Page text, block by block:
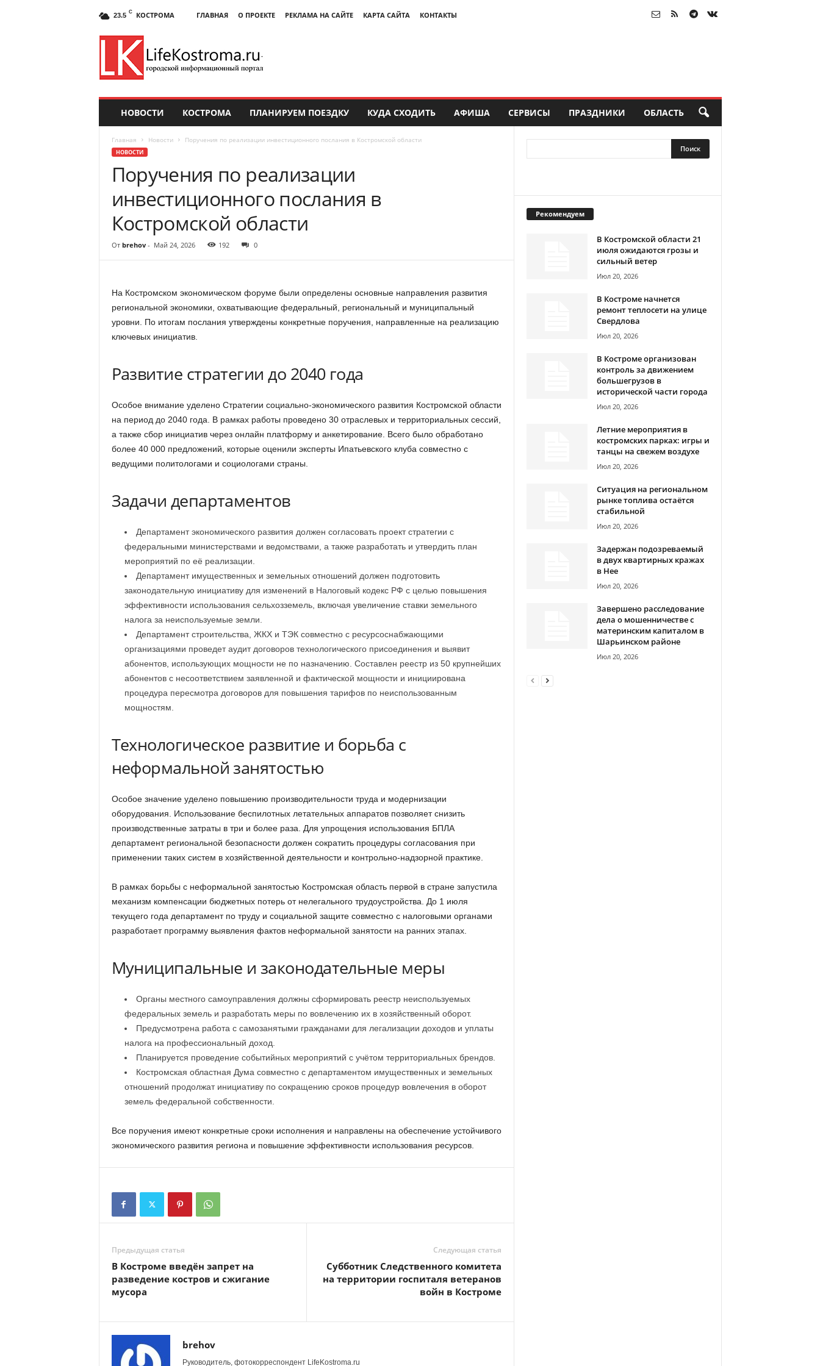
23.5 C КОСТРОМА ГЛАВНАЯ О ПРОЕКТЕ РЕКЛАМА НА САЙТЕ КАРТА САЙТА КОНТАКТЫ
НОВОСТИ КОСТРОМА ПЛАНИРУЕМ ПОЕЗДКУ КУДА СХОДИТЬ АФИША СЕРВИСЫ ПРАЗДНИКИ ОБЛАСТЬ
Главная Новости Поручения по реализации инвестиционного послания в Костромской области
НОВОСТИ
Поручения по реализации
инвестиционного послания в
Костромской области
От brehov- Май 24, 2026 192 0
На Костромском экономическом форуме были определены основные направления развития
региональной экономики, охватывающие федеральный, региональный и муниципальный
уровни. По итогам послания утверждены конкретные поручения, направленные на реализацию
ключевых инициатив.
Развитие стратегии до 2040 года
Особое внимание уделено Стратегии социально-экономического развития Костромской области
на период до 2040 года. В рамках работы проведено 30 отраслевых и территориальных сессий,
а также сбор инициатив через онлайн платформу и анкетирование. Всего было обработано
более 40 000 предложений, которые оценили эксперты Ипатьевского клуба совместно с
ведущими политологами и социологами страны.
Задачи департаментов
Департамент экономического развития должен согласовать проект стратегии с
федеральными министерствами и ведомствами, а также разработать и утвердить план
мероприятий по её реализации.
Департамент имущественных и земельных отношений должен подготовить
законодательную инициативу для изменений в Налоговый кодекс РФ с целью повышения
эффективности использования сельхозземель, включая увеличение ставки земельного
налога за неиспользуемые земли.
Департамент строительства, ЖКХ и ТЭК совместно с ресурсоснабжающими
организациями проведет аудит договоров технологического присоединения и выявит
абонентов, использующих мощности не по назначению. Составлен реестр из 50 крупнейших
абонентов с несоответствием заявленной и фактической мощности и инициирована
процедура пересмотра договоров для повышения тарифов по неиспользованным
мощностям.
Технологическое развитие и борьба с
неформальной занятостью
Особое значение уделено повышению производительности труда и модернизации
оборудования. Использование беспилотных летательных аппаратов позволяет снизить
производственные затраты в три и более раза. Для упрощения использования БПЛА
департамент региональной безопасности должен сократить процедуры согласования при
применении таких систем в хозяйственной деятельности и контрольно-надзорной практике.
В рамках борьбы с неформальной занятостью Костромская область первой в стране запустила
механизм компенсации бюджетных потерь от нелегального трудоустройства. До 1 июля
текущего года департамент по труду и социальной защите совместно с налоговыми органами
разработает программу выявления фактов неформальной занятости на ранних этапах.
Муниципальные и законодательные меры
Органы местного самоуправления должны сформировать реестр неиспользуемых
федеральных земель и разработать меры по вовлечению их в хозяйственный оборот.
Предусмотрена работа с самозанятыми гражданами для легализации доходов и уплаты
налога на профессиональный доход.
Планируется проведение событийных мероприятий с учётом территориальных брендов.
Костромская областная Дума совместно с департаментом имущественных и земельных
отношений продолжат инициативу по сокращению сроков процедур вовлечения в оборот
земель федеральной собственности.
Все поручения имеют конкретные сроки исполнения и направлены на обеспечение устойчивого
экономического развития региона и повышение эффективности использования ресурсов.
Предыдущая статья
В Костроме введён запрет на
разведение костров и сжигание
мусора
Следующая статья
Субботник Следственного комитета
на территории госпиталя ветеранов
войн в Костроме
brehov
Руководитель, фотокорреспондент LifeKostroma.ru
Рекомендуем
В Костромской области 21
июля ожидаются грозы и
сильный ветер
Июл 20, 2026
В Костроме начнется
ремонт теплосети на улице
Свердлова
Июл 20, 2026
В Костроме организован
контроль за движением
большегрузов в
исторической части города
Июл 20, 2026
Летние мероприятия в
костромских парках: игры и
танцы на свежем воздухе
Июл 20, 2026
Ситуация на региональном
рынке топлива остаётся
стабильной
Июл 20, 2026
Задержан подозреваемый
в двух квартирных кражах
в Нее
Июл 20, 2026
Завершено расследование
дела о мошенничестве с
материнским капиталом в
Шарьинском районе
Июл 20, 2026